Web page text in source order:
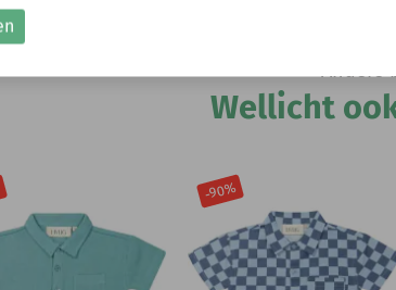
Andere
Wellicht
-90%